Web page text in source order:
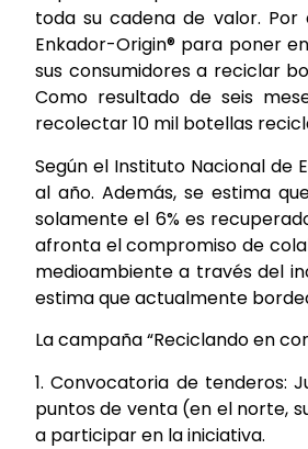
toda su cadena de valor. Por
Enkador-Origin® para poner
sus consumidores a reciclar
Como resultado de seis
recolectar 10 mil botellas
Según el Instituto Nacional de
al año. Además, se estima
solamente el 6% es
afronta el compromiso de
medioambiente a través del
estima que actualmente
La campaña “Reciclando en
1. Convocatoria de tenderos:
puntos de venta (en el norte,
a participar en la iniciativa.